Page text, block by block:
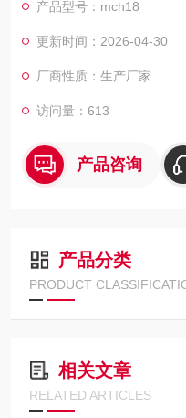
产品名称：意大利科尔奇全
产品型号： MCH18/ET
品牌：意大利科尔奇（
产品产地：意大利；
产品型号：mch18
更新时间：2026-04-30
厂商性质：生产厂家
访问量：613
产品咨询
产品分类
PRODUCT
相关文章
RELATED ARTICLES